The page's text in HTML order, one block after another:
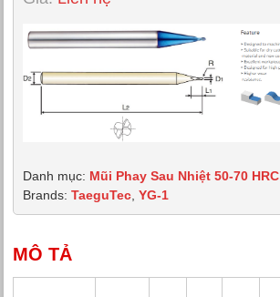
Danh mục: Mũi Phay Sau Nhiệt 50-70 HRC
Brands:TaeguTec ,YG-1
MÔ TẢ